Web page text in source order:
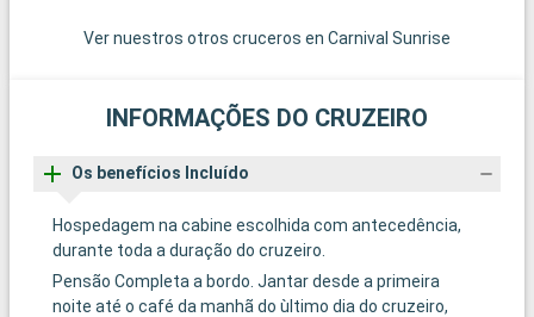
Ver nuestros otros cruceros en Carnival Sunrise
INFORMAÇÕES DO CRUZEIRO
Os benefícios Incluído
Hospedagem na cabine escolhida com antecedência,
durante toda a duração do cruzeiro.
Pensão Completa a bordo. Jantar desde a primeira
noite até o café da manhã do ùltimo dia do cruzeiro,